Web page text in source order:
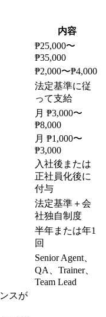
内容
₱25,000〜
₱35,000
₱2,000〜₱4,000
法定基準に従
って支給
月 ₱3,000〜
₱8,000
月 ₱1,000〜
₱3,000
入社後または
正社員化後に
付与
法定基準＋会
社独自制度
半年または年1
回
Senior Agent、
QA、Trainer、
Team Lead
スが